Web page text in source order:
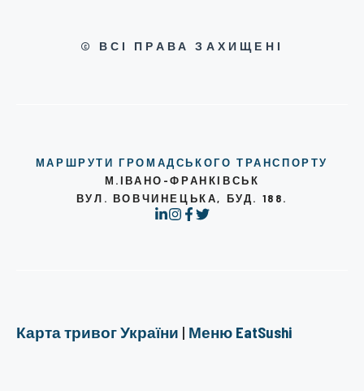
© ВСІ ПРАВА ЗАХИЩЕНІ
МАРШРУТИ ГРОМАДСЬКОГО ТРАНСПОРТУ
М.ІВАНО-ФРАНКІВСЬК
ВУЛ. ВОВЧИНЕЦЬКА, БУД. 188.
Карта тривог України | Меню EatSushi